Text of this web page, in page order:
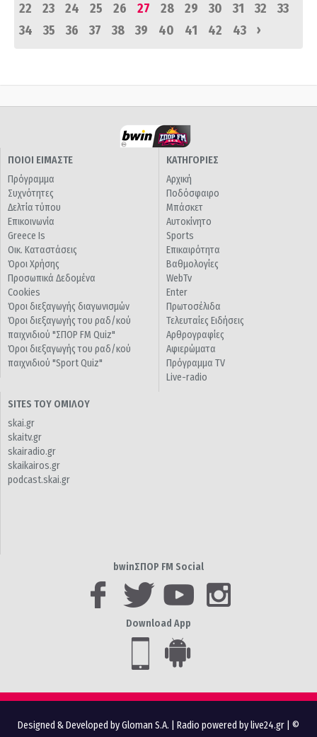
22
23 24 25 26 27 28 29 30 31 32
33
34
35 36 37 38 39 40 41 42 43 ›
ΠΟΙΟΙ ΕΙΜΑΣΤΕ
Πρόγραμμα
Συχνότητες
Δελτία τύπου
Επικοινωνία
Greece Is
Οικ. Καταστάσεις
Όροι Χρήσης
Προσωπικά Δεδομένα
Cookies
Όροι διεξαγωγής διαγωνισμών
Όροι διεξαγωγής του ραδ/κού
παιχνιδιού "ΣΠΟΡ FM Quiz"
Όροι διεξαγωγής του ραδ/κού
παιχνιδιού "Sport Quiz"
ΚΑΤΗΓΟΡΙΕΣ
Αρχική
Ποδόσφαιρο
Μπάσκετ
Αυτοκίνητο
Sports
Επικαιρότητα
Βαθμολογίες
WebTv
Enter
Πρωτοσέλιδα
Τελευταίες Ειδήσεις
Αρθρογραφίες
Αφιερώματα
Πρόγραμμα TV
Live-radio
SITES ΤΟΥ ΟΜΙΛΟΥ
skai.gr
skaitv.gr
skairadio.gr
skaikairos.gr
podcast.skai.gr
bwinΣΠΟΡ FM Social
Download App
Designed & Developed by Gloman S.A. Radio powered by live24.gr | ©